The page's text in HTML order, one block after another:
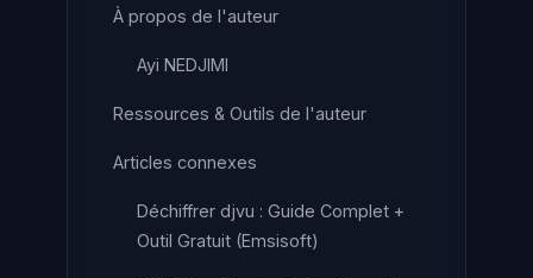
À propos de l'auteur
Ayi NEDJIMI
Ressources & Outils de l'auteur
Articles connexes
Déchiffrer djvu : Guide Complet +
Outil Gratuit (Emsisoft)